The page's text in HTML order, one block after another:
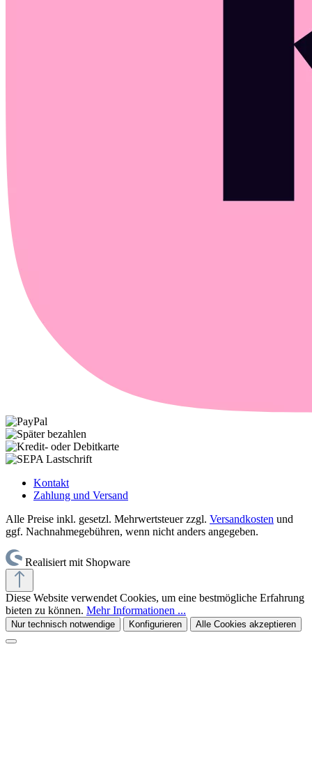
Kontakt
Zahlung und Versand
Alle Preise inkl. gesetzl. Mehrwertsteuer zzgl. Versandkosten und
ggf. Nachnahmegebühren, wenn nicht anders angegeben.
Realisiert mit Shopware
Diese Website verwendet Cookies, um eine bestmögliche Erfahrung
bieten zu können. Mehr Informationen ...
Nur technisch notwendige Konfigurieren Alle Cookies akzeptieren